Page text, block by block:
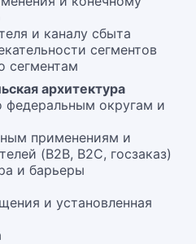
и каналу сбыта
сегментов
сегментам
архитектура
федеральным округам и
применениям и
(B2B, B2C, госзаказ)
и барьеры
и установленная